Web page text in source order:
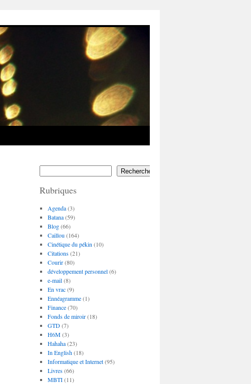
Rechercher
Rubriques
Agenda(3)
Batana(59)
Blog(66)
Caillou (164)
Cinétique du pékin (10)
Citations(21)
Courir(80)
développement personnel(6)
e-mail(8)
En vrac(9)
Ennéagramme(1)
Finance(70)
Fonds de miroir(18)
GTD(7)
H6M(3)
Hahaha(23)
In English(18)
Informatique et Internet(95)
Livres(66)
MBTI(11)